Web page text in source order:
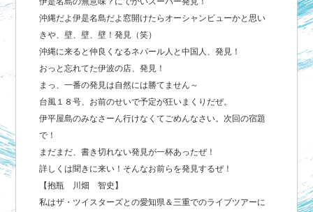
沖縄だよ伊是名島だよ窓開けたらオーシャンビューかと思い
きや、壁、壁、壁！発見（笑）
沖縄に来ると仲良くなるネパール人と中国人、発見！
おっと忘れてた伊波の店、発見！
まっ、一番の発見は自然には勝てません～
台風１８号、お前のせいで予定が狂いまくりだぜ。
伊平屋島のみなさーん行けなくてごめんなさい。次回の宿題
で！
まだまだ、書き切れない発見が一杯あったぜ！
詳しくは聞きに来い！そんなお前らを発見するぜ！
【抱瓶 川畑 智史】
私はザ・ツイスターズとの愛知県＆三重でのライブツアーに